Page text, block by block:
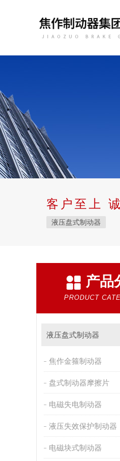
客户至上
液压盘式制动器
产品
PRODUCT
液压盘式制动器
焦作金箍制动器
盘式制动器摩擦片
电磁失电制动器
液压失效保护制动器
电磁块式制动器